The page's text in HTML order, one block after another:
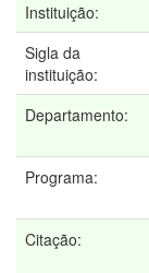
Instituição:
Sigla da
instituição:
Departamento:
Programa:
Citação: